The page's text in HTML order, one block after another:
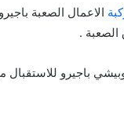
الاعمال الصعبة
الصعبة .
باجيرو للاستقبال